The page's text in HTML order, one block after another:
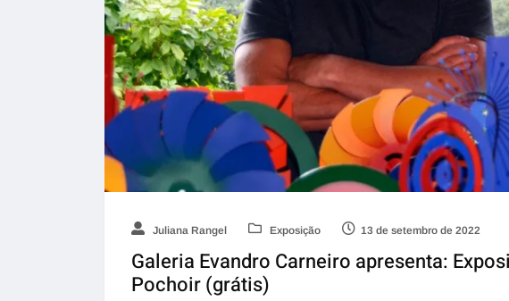
Juliana Rangel Exposição 13 de setembro de 2022
Galeria Evandro Carneiro apresenta:
Pochoir (grátis)